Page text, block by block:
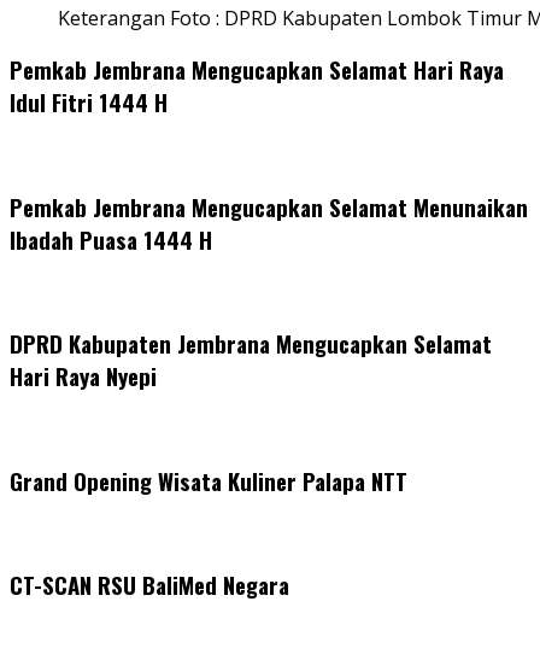
Keterangan Foto : DPRD Kabupaten Lombok Timur
Pemkab Jembrana Mengucapkan Selamat Hari Raya
Idul Fitri 1444 H
Pemkab Jembrana Mengucapkan Selamat Menunaikan
Ibadah Puasa 1444 H
DPRD Kabupaten Jembrana Mengucapkan Selamat
Hari Raya Nyepi
Grand Opening Wisata Kuliner Palapa NTT
CT-SCAN RSU BaliMed Negara